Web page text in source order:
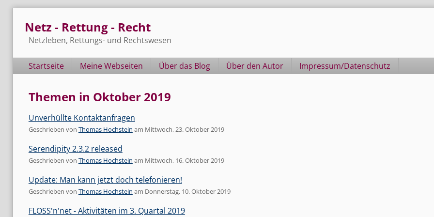
Netz - Rettung - Recht
Netzleben, Rettungs- und Rechtswesen
Navigation
Startseite Meine Webseiten Über das Blog Über den Autor Impressum/Datenschutz
Themen in Oktober 2019
Unverhüllte Kontaktanfragen
Geschrieben von Thomas Hochstein am Mittwoch, 23. Oktober 2019
Serendipity 2.3.2 released
Geschrieben von Thomas Hochstein am Mittwoch, 16. Oktober 2019
Update: Man kann jetzt doch telefonieren!
Geschrieben von Thomas Hochstein am Donnerstag, 10. Oktober 2019
FLOSS'n'net - Aktivitäten im 3. Quartal 2019